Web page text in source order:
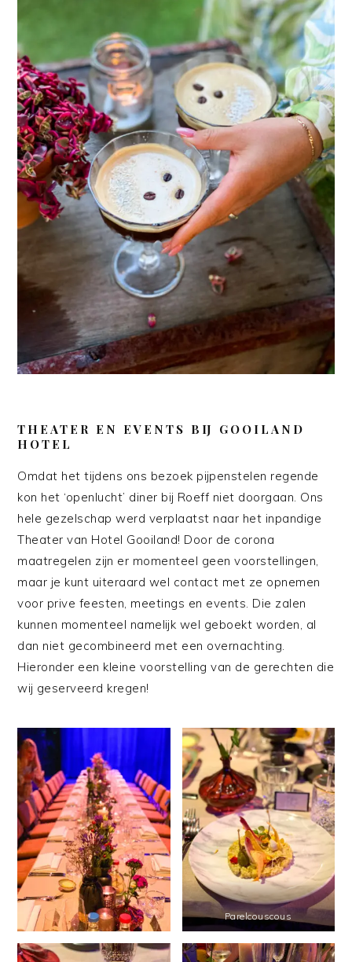
THEATER EN EVENTS BIJ GOOILAND
HOTEL
Omdat het tijdens ons bezoek pijpenstelen regende
kon het ‘openlucht’ diner bij Roeff niet doorgaan. Ons
hele gezelschap werd verplaatst naar het inpandige
Theater van Hotel Gooiland! Door de corona
maatregelen zijn er momenteel geen voorstellingen,
maar je kunt uiteraard wel contact met ze opnemen
voor prive feesten, meetings en events. Die zalen
kunnen momenteel namelijk wel geboekt worden, al
dan niet gecombineerd met een overnachting.
Hieronder een kleine voorstelling van de gerechten die
wij geserveerd kregen!
Parelcouscous